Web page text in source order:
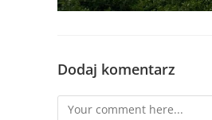
Dodaj komentarz